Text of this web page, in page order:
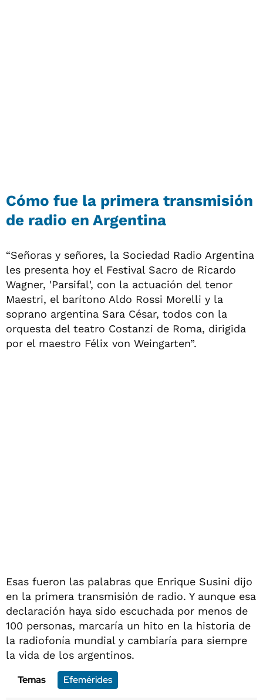
Cómo fue la primera transmisión
de radio en Argentina
“Señoras y señores, la Sociedad Radio Argentina
les presenta hoy el Festival Sacro de Ricardo
Wagner, 'Parsifal', con la actuación del tenor
Maestri, el barítono Aldo Rossi Morelli y la
soprano argentina Sara César, todos con la
orquesta del teatro Costanzi de Roma, dirigida
por el maestro Félix von Weingarten”.
Esas fueron las palabras que Enrique Susini dijo
en la primera transmisión de radio. Y aunque esa
declaración haya sido escuchada por menos de
100 personas, marcaría un hito en la historia de
la radiofonía mundial y cambiaría para siempre
la vida de los argentinos.
Temas
Efemérides